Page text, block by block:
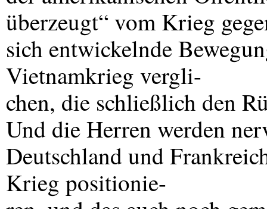
überzeugt“ vom Krieg
sich entwickelnde
Vietnamkrieg vergli-
chen, die schließlich den
Und die Herren werden
Deutschland und
Krieg positionie-